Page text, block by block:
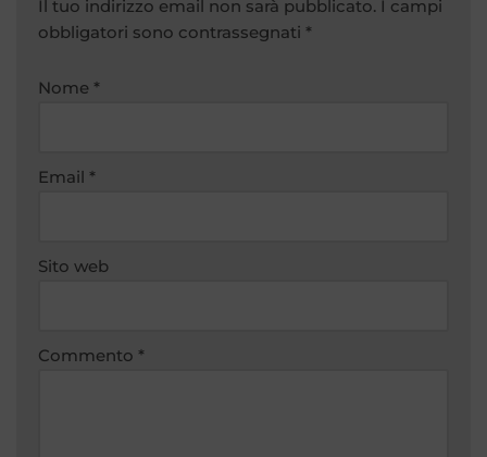
Il tuo indirizzo email non sarà pubblicato. I campi
obbligatori sono contrassegnati *
Nome *
Email *
Sito web
Commento *
A
lt
r
v